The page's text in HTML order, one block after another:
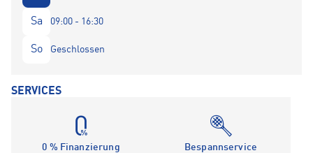
Sa 09:00 - 16:30
So Geschlossen
SERVICES
0 % Finanzierung Bespannservice